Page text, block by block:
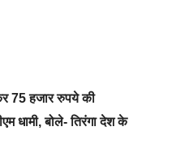
75 हजार रुपये की
धामी, बोले- तिरंगा देश के